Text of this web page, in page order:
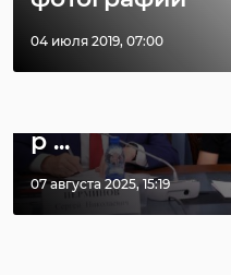
04 июля 2019, 07:00
Сергей
Перминов: Для
р ...
07 августа 2025, 15:19